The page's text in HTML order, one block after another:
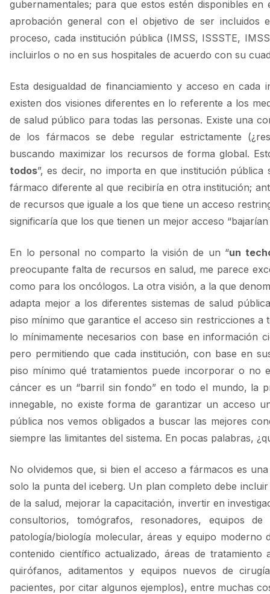
gubernamentales; para que estos estén disponibles
aprobación general con el objetivo de ser
proceso, cada institución pública (IMSS, ISSSTE,
incluirlos o no en sus hospitales de acuerdo con su
Esta desigualdad de financiamiento y acceso en
existen dos visiones diferentes en lo referente a los
de salud público para todas las personas. Existe una
de los fármacos se debe regular estrictamente
buscando maximizar los recursos de forma global.
todos”, es decir, no importa en que institución
fármaco diferente al que recibiría en otra institución;
de recursos que iguale a los que tiene un acceso
significaría que los que tienen un mejor acceso
En lo personal no comparto la visión de un “un
preocupante falta de recursos en salud, me parece
como para los oncólogos. La otra visión, a la que
adapta mejor a los diferentes sistemas de salud
piso mínimo que garantice el acceso sin restricciones
lo mínimamente necesarios con base en información
pero permitiendo que cada institución, con base en
piso mínimo qué tratamientos puede incorporar o no
cáncer es un “barril sin fondo” en todo el mundo, la
innegable, no existe forma de garantizar un acceso
pública nos vemos obligados a buscar las mejores
siempre las limitantes del sistema. En pocas palabras,
No olvidemos que, si bien el acceso a fármacos es
solo la punta del iceberg. Un plan completo debe
de la salud, mejorar la capacitación, invertir en
consultorios, tomógrafos, resonadores, equipos
patología/biología molecular, áreas y equipo
contenido científico actualizado, áreas de
quirófanos, aditamentos y equipos nuevos de
pacientes, por citar algunos ejemplos), entre muchas